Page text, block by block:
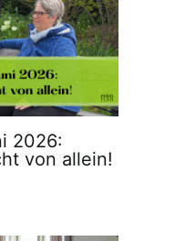
2026:
von allein!